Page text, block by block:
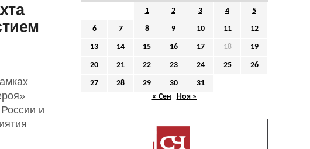
и
1 2 3 4 5
6 7 8 9 10 11 12
13 14 15 16 17 18 19
20 21 22 23 24 25 26
27 28 29 30
31
« Сен
Ноя »